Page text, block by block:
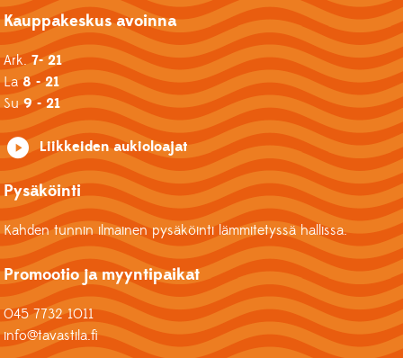
Kauppakeskus avoinna
Ark.7- 21
La8 - 21
Su9 - 21
Liikkeiden aukioloajat
Pysäköinti
Kahden tunnin ilmainen pysäköinti lämmitetyssä hallissa.
Promootio ja myyntipaikat
045 7732 1011
info@tavastila.fi